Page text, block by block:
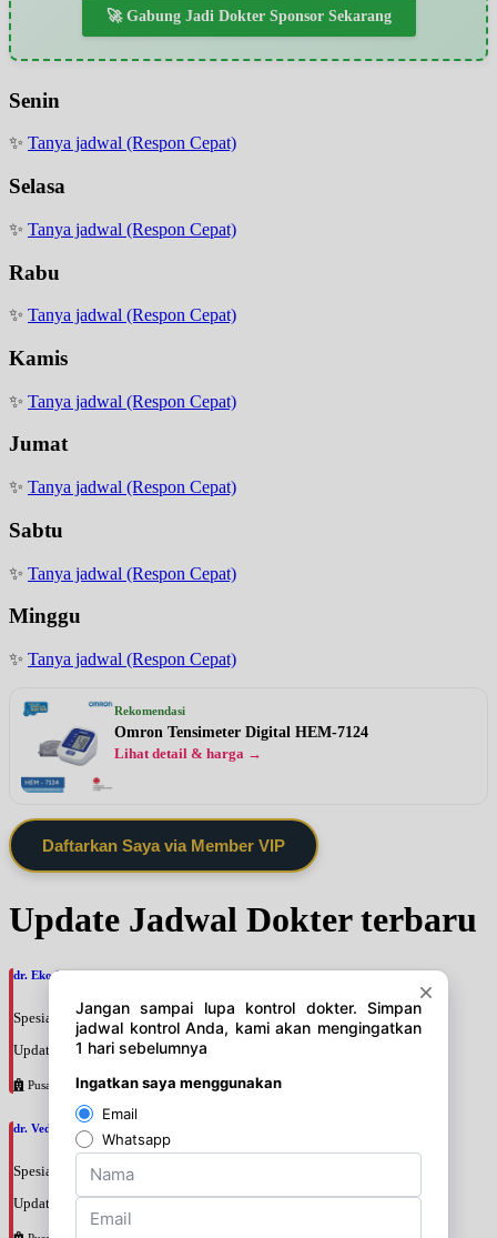
🚀 Gabung Jadi Dokter Sponsor Sekarang
Senin
✨ Tanya jadwal (Respon Cepat)
Selasa
✨ Tanya jadwal (Respon Cepat)
Rabu
✨ Tanya jadwal (Respon Cepat)
Kamis
✨ Tanya jadwal (Respon Cepat)
Jumat
✨ Tanya jadwal (Respon Cepat)
Sabtu
✨ Tanya jadwal (Respon Cepat)
Minggu
✨ Tanya jadwal (Respon Cepat)
Rekomendasi
Omron Tensimeter Digital HEM-7124
Lihat detail & harga →
Daftarkan Saya via Member VIP
Update Jadwal Dokter terbaru
dr. Eko Hadi Waluyojati, SpM
Spesialis: Mata
Update terakhir: 2026-08-07 18:58:10
Pusat Pertamina
dr. Veda Charissa Nilampaka Parama Putri, SpM
Spesialis: Mata
Update terakhir: 2026-08-07 18:53:32